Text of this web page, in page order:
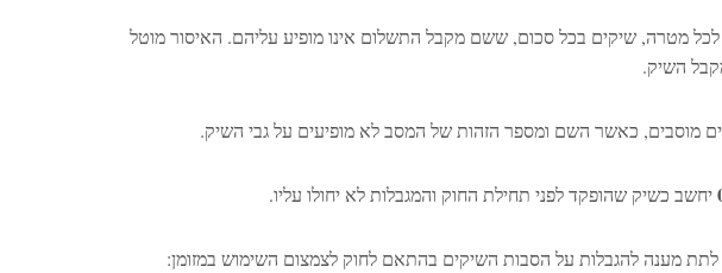
מטרה, שיקים בכל סכום, ששם מקבל התשלום אינו מופיע עליהם. האיסור מוטל
השיק.
מוסבים, כאשר השם ומספר הזהות של המסב לא מופיעים על גבי השיק.
יחשב כשיק שהופקד לפני תחילת החוק והמגבלות לא יחולו עליו.
לתת מענה להגבלות על הסבות השיקים בהתאם לחוק לצמצום השימוש במזומן: